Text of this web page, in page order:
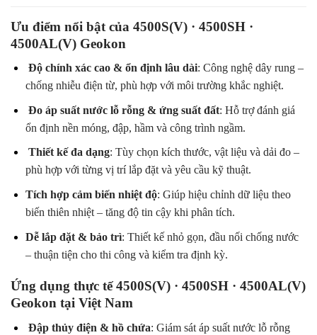
Ưu điểm nổi bật của 4500S(V) · 4500SH ·
4500AL(V) Geokon
Độ chính xác cao & ổn định lâu dài: Công nghệ dây rung –
chống nhiễu điện từ, phù hợp với môi trường khắc nghiệt.
Đo áp suất nước lỗ rỗng & ứng suất đất: Hỗ trợ đánh giá
ổn định nền móng, đập, hầm và công trình ngầm.
Thiết kế đa dạng: Tùy chọn kích thước, vật liệu và dải đo –
phù hợp với từng vị trí lắp đặt và yêu cầu kỹ thuật.
Tích hợp cảm biến nhiệt độ: Giúp hiệu chỉnh dữ liệu theo
biến thiên nhiệt – tăng độ tin cậy khi phân tích.
Dễ lắp đặt & bảo trì: Thiết kế nhỏ gọn, đầu nối chống nước
– thuận tiện cho thi công và kiểm tra định kỳ.
Ứng dụng thực tế 4500S(V) · 4500SH · 4500AL(V)
Geokon tại Việt Nam
Đập thủy điện & hồ chứa: Giám sát áp suất nước lỗ rỗng